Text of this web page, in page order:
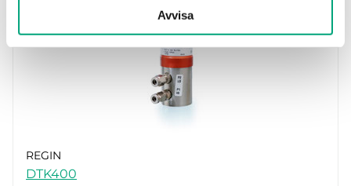
Avvisa
REGIN
DTK400